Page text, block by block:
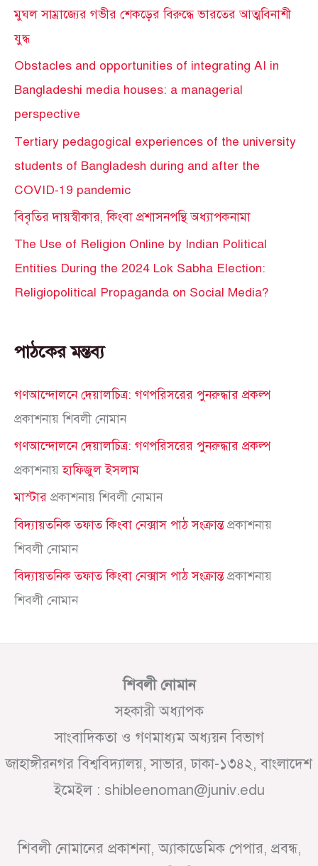
মুঘল সাম্রাজ্যের গভীর শেকড়ের বিরুদ্ধে ভারতের আত্মবিনাশী
যুদ্ধ
Obstacles and opportunities of integrating AI in
Bangladeshi media houses: a managerial
perspective
Tertiary pedagogical experiences of the university
students of Bangladesh during and after the
COVID-19 pandemic
বিবৃতির দায়স্বীকার, কিংবা প্রশাসনপন্থি অধ্যাপকনামা
The Use of Religion Online by Indian Political
Entities During the 2024 Lok Sabha Election:
Religiopolitical Propaganda on Social Media?
পাঠকের মন্তব্য
গণআন্দোলনে দেয়ালচিত্র: গণপরিসরের পুনরুদ্ধার প্রকল্প
প্রকাশনায়শিবলী নোমান
গণআন্দোলনে দেয়ালচিত্র: গণপরিসরের পুনরুদ্ধার প্রকল্প
প্রকাশনায়হাফিজুল ইসলাম
মাস্টার প্রকাশনায়শিবলী নোমান
বিদ্যায়তনিক তফাত কিংবা নেক্সাস পাঠ সংক্রান্তপ্রকাশনায়
শিবলী নোমান
বিদ্যায়তনিক তফাত কিংবা নেক্সাস পাঠ সংক্রান্তপ্রকাশনায়
শিবলী নোমান
শিবলী নোমান
সহকারী অধ্যাপক
সাংবাদিকতা ও গণমাধ্যম অধ্যয়ন বিভাগ
জাহাঙ্গীরনগর বিশ্ববিদ্যালয়, সাভার, ঢাকা-১৩৪২, বাংলাদেশ
ইমেইল : shibleenoman@juniv.edu
শিবলী নোমানের প্রকাশনা, অ্যাকাডেমিক পেপার, প্রবন্ধ,